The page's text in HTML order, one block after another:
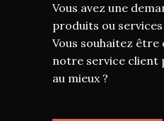
Vous avez une
produits ou services
Vous souhaitez
notre service client
au mieux ?